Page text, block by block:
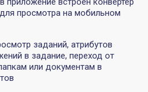
просмотра на мобильном
заданий, атрибутов
в задание, переход от
или документам в